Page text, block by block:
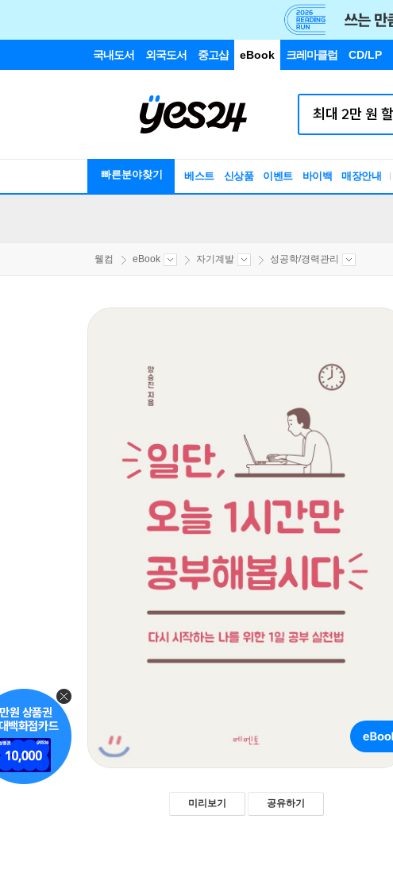
국내도서 외국도서 중고샵 eBook 크레마클럽 CD/LP
빠른분야찾기 베스트 신상품 이벤트 바이백 매장안내
웰컴 eBook 자기계발 성공학/경력관리
미리보기 공유하기